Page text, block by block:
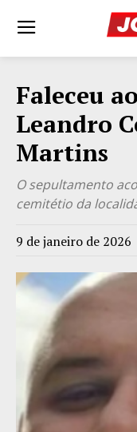
Faleceu
Leandro
Martins
O sepultamento
cemitétio da
9 de janeiro de 2026